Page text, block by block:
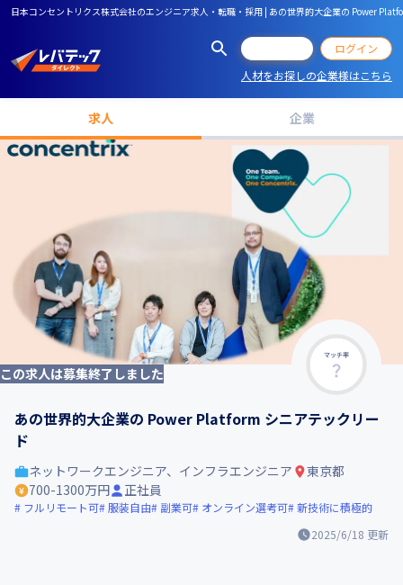
日本コンセントリクス株式会社のエンジニア求人・転職・採用 | あの世界的大企業の Power
ログイン
人材をお探しの企業様はこちら
求人 企業
マッチ率
この求人は募集終了しました
あの世界的大企業の Power Platform シニアテックリー
ド
2025/6/18 更新
ネットワークエンジニア、インフラエンジニア
東京都
700-1300万円
正社員
フルリモート可 服装自由 副業可 オンライン選考可 新技術に積極的